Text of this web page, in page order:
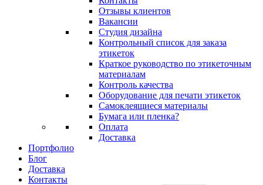
Отзывы клиентов
Вакансии
Студия дизайна
Контрольный список для заказа
этикеток
Краткое руководство по этикеточным
материалам
Контроль качества
Оборудование для печати этикеток
Самоклеящиеся материалы
Бумага или пленка?
Оплата
Доставка
Портфолио
Блог
Доставка
Контакты